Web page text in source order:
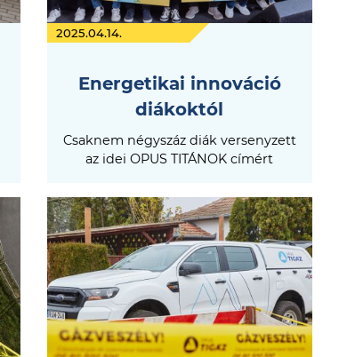
2025.04.14.
Energetikai innováció
diákoktól
Csaknem négyszáz diák versenyzett
az idei OPUS TITÁNOK címért